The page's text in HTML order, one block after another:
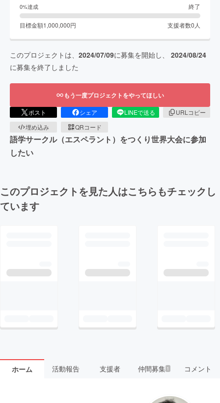
0%達成 終了
目標金額1,000,000円 支援者数0 人
このプロジェクトは、 2024/07/09に募集を開始し、 2024/08/24
に募集を終了しました
もう一度プロジェクトをやってほしい
ポスト シェア LINEで送る
URLコピー
埋め込み
QRコード
語学サークル（エスペラント）をつくり世界大会に参加
したい
このプロジェクトを見た人はこちらもチェックし
ています
ホーム 活動報告 支援者 仲間募集 1 コメント